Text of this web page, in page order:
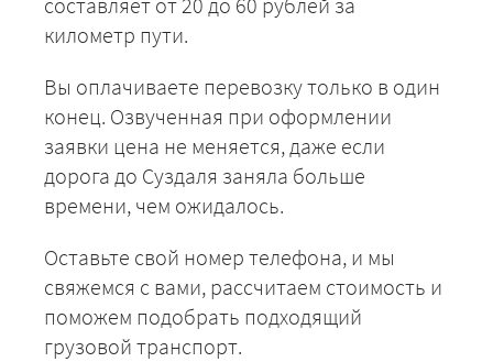
километр пути.
Вы оплачиваете перевозку только в один
конец. Озвученная при оформлении
заявки цена не меняется, даже если
дорога до Суздаля заняла больше
времени, чем ожидалось.
Оставьте свой номер телефона, и мы
свяжемся с вами, рассчитаем стоимость и
поможем подобрать подходящий
грузовой транспорт.